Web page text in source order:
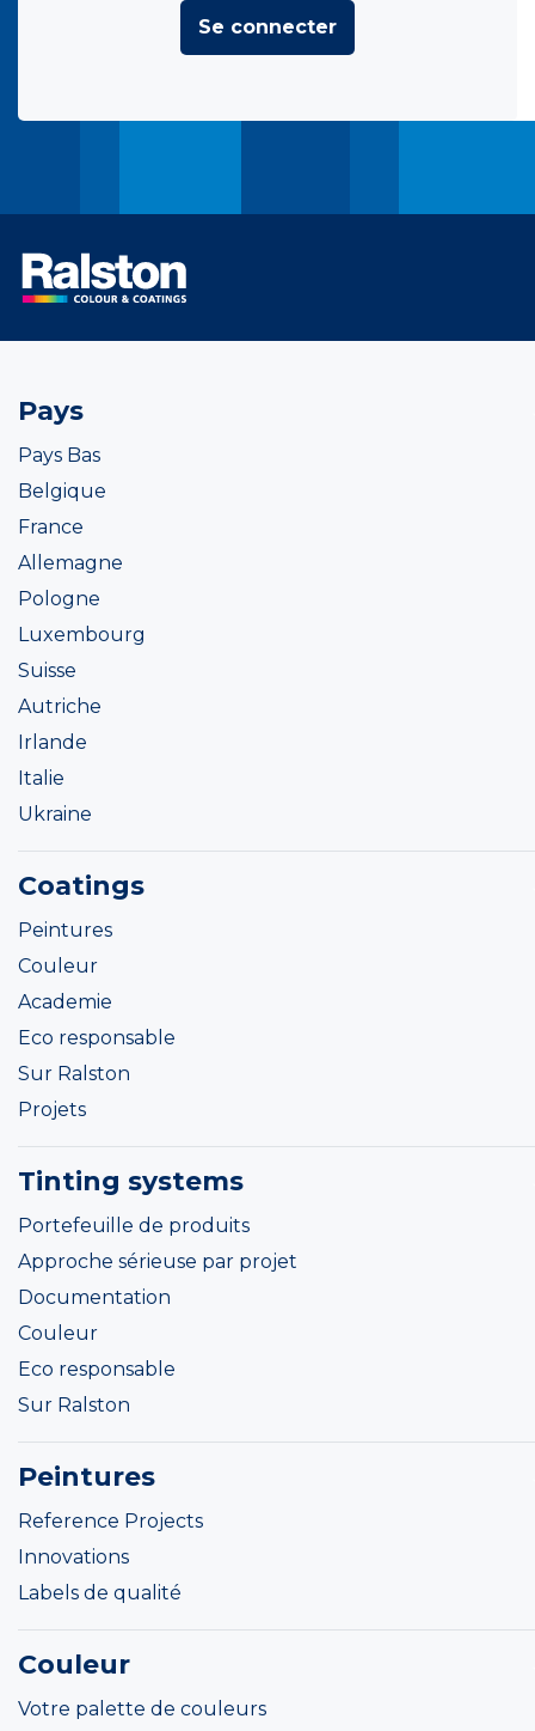
Se connecter
Pays
Pays Bas
Belgique
France
Allemagne
Pologne
Luxembourg
Suisse
Autriche
Irlande
Italie
Ukraine
Coatings
Peintures
Couleur
Academie
Eco responsable
Sur Ralston
Projets
Tinting systems
Portefeuille de produits
Approche sérieuse par projet
Documentation
Couleur
Eco responsable
Sur Ralston
Peintures
Reference Projects
Innovations
Labels de qualité
Couleur
Votre palette de couleurs